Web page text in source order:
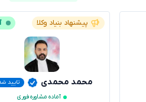
پیشنهاد بنیاد وکلا
محمد محمدی
تایید
آماده مشاوره فوری